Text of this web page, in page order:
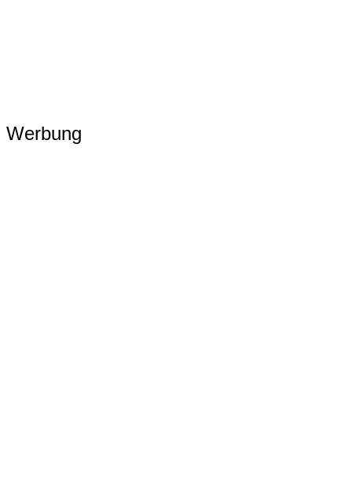
Werbung